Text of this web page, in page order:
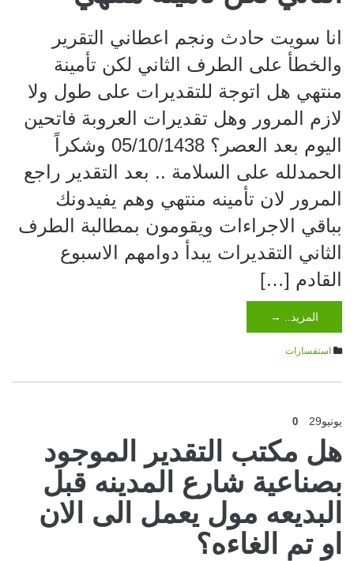
انا سويت حادث ونجم اعطاني التقرير
والخطأ على الطرف الثاني لكن تأمينة
منتهي هل اتوجة للتقديرات على طول ولا
لازم المرور وهل تقديرات العروبة فاتحين
اليوم بعد العصر؟ 05/10/1438 وشكراً
الحمدلله على السلامة .. بعد التقدير راجع
المرور لان تأمينه منتهي وهم يفيدونك
بباقي الاجراءات ويقومون بمطالبة الطرف
الثاني التقديرات يبدأ دوامهم الاسبوع
القادم […]
المزيد.. →
استفسارات
يونيو29
0
هل مكتب التقدير الموجود
بصناعية شارع المدينه قبل
البديعه مول يعمل الى الان
او تم الغاءه؟